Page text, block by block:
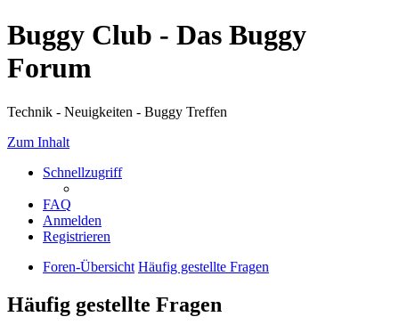
Buggy Club - Das Buggy
Forum
Technik - Neuigkeiten - Buggy Treffen
Zum Inhalt
Schnellzugriff
FAQ
Anmelden
Registrieren
Foren-Übersicht Häufig gestellte Fragen
Häufig gestellte Fragen